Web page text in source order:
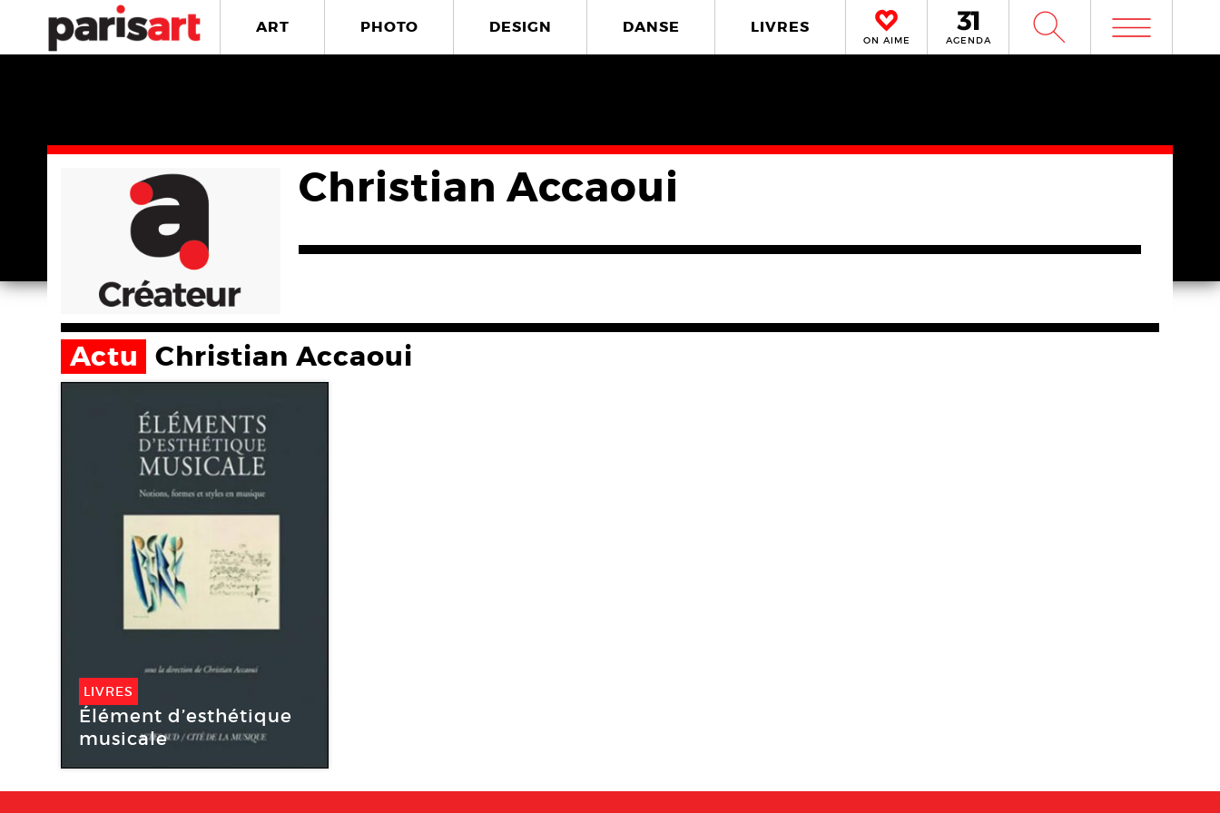
ART PHOTO DESIGN DANSE LIVRES
ON AIME AGENDA W m
Christian Accaoui
Actu Christian Accaoui
LIVRES
Élément d’esthétique
musicale